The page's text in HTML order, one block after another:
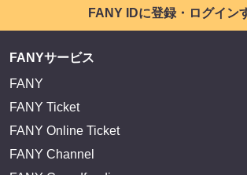
FANY IDに登録・ログイン
FANYサービス
FANY
FANY Ticket
FANY Online Ticket
FANY Channel